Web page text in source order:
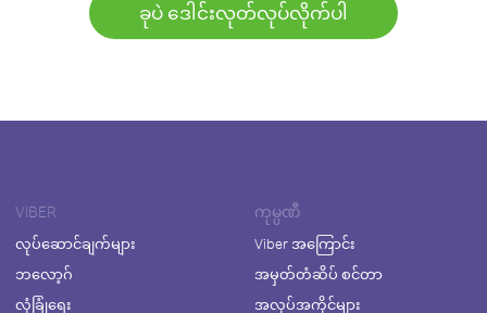
ခုပဲ ဒေါင်းလုတ်လုပ်လိုက်ပါ
VIBER
လုပ်ဆောင်ချက်များ
ဘလော့ဂ်
လုံခြုံရေး
ကုမ္ပဏီ
Viber အကြောင်း
အမှတ်တံဆိပ် စင်တာ
အလုပ်အကိုင်များ